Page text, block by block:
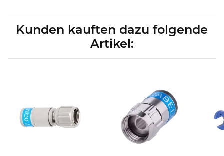
Kunden kauften dazu folgende
Artikel: